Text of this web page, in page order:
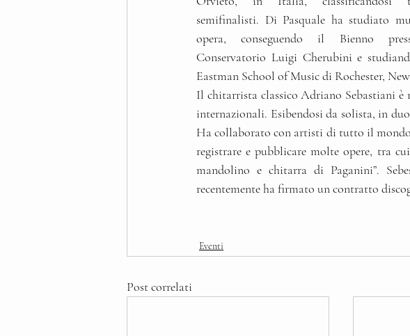
semifinalisti. Di Pasquale ha studiato
opera, conseguendo il Bienno
Conservatorio Luigi Cherubini e
Eastman School of Music di Rochester,
Il chitarrista classico Adriano Sebastiani
internazionali. Esibendosi da solista, in
Ha collaborato con artisti di tutto il
registrare e pubblicare molte opere, tra
mandolino e chitarra di Paganini”.
recentemente ha firmato un contratto
Eventi
Post correlati